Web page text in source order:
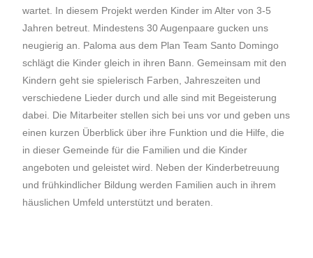
wartet. In diesem Projekt werden Kinder im Alter von 3-5
Jahren betreut. Mindestens 30 Augenpaare gucken uns
neugierig an. Paloma aus dem Plan Team Santo Domingo
schlägt die Kinder gleich in ihren Bann. Gemeinsam mit den
Kindern geht sie spielerisch Farben, Jahreszeiten und
verschiedene Lieder durch und alle sind mit Begeisterung
dabei. Die Mitarbeiter stellen sich bei uns vor und geben uns
einen kurzen Überblick über ihre Funktion und die Hilfe, die
in dieser Gemeinde für die Familien und die Kinder
angeboten und geleistet wird. Neben der Kinderbetreuung
und frühkindlicher Bildung werden Familien auch in ihrem
häuslichen Umfeld unterstützt und beraten.